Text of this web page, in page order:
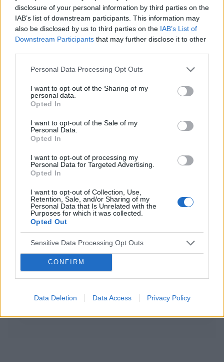
disclosure of your personal information by third parties on the
IAB’s list of downstream participants. This information may
also be disclosed by us to third parties on the IAB’s List of
Downstream Participants that may further disclose it to other
Personal Data Processing Opt Outs
I want to opt-out of the Sharing of my
personal data.
Opted In
I want to opt-out of the Sale of my
Personal Data.
Opted In
I want to opt-out of processing my
Personal Data for Targeted Advertising.
Opted In
I want to opt-out of Collection, Use,
Retention, Sale, and/or Sharing of my
Personal Data that Is Unrelated with the
Purposes for which it was collected.
Opted Out
Sensitive Data Processing Opt Outs
CONFIRM
Data Deletion Data Access Privacy Policy
Interpretacja ekg
Forum:Profilaktyka
Interpretacja ekg
Proszę o interpretację czy automatyczna interpretacja
jest prawidłowa, co oznacza ? Lekarz stwierdził że
wizyta u kardiologa się nie spieszy
gość
Forum:Choroba wieńcowa
Życie po zawale
Witam. Ponad 10 lat temu przebyłem ciężki zawał
serca. Miałem robioną plastykę m. sercowego,
wszczepiono mi także by-passy (pomostowanie ).
Wyczytałem, że przeżywalność po tego typu
zabiegach wynosi...